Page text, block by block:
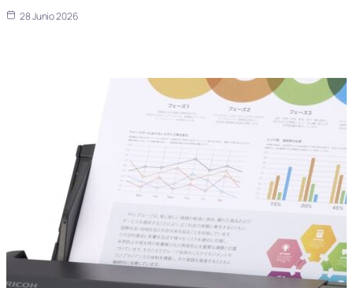
28 Junio 2026